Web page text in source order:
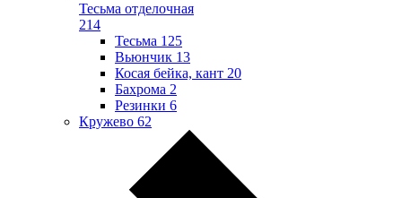
Тесьма отделочная
214
Тесьма 125
Вьюнчик 13
Косая бейка, кант 20
Бахрома 2
Резинки 6
Кружево 62